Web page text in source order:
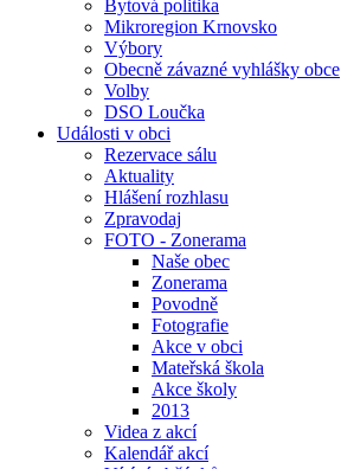
Bytová politika
Mikroregion Krnovsko
Výbory
Obecně závazné vyhlášky obce
Volby
DSO Loučka
Události v obci
Rezervace sálu
Aktuality
Hlášení rozhlasu
Zpravodaj
FOTO - Zonerama
Naše obec
Zonerama
Povodně
Fotografie
Akce v obci
Mateřská škola
Akce školy
2013
Videa z akcí
Kalendář akcí